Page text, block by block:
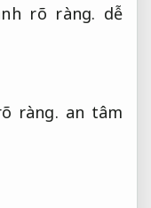
rõ ràng. dễ
ràng. an tâm